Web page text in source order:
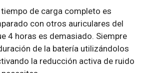
de carga completo es
con otros auriculares del
4 horas es demasiado. Siempre
de la batería utilizándolos
la reducción activa de ruido